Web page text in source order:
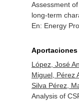
Assessment
long-term
En: Energy
López, José
Miguel, Pérez
Silva Pérez,
Analysis of